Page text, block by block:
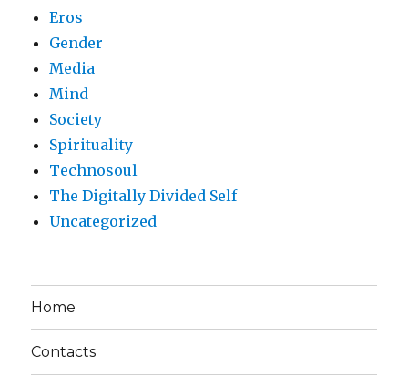
Eros
Gender
Media
Mind
Society
Spirituality
Technosoul
The Digitally Divided Self
Uncategorized
Home
Contacts